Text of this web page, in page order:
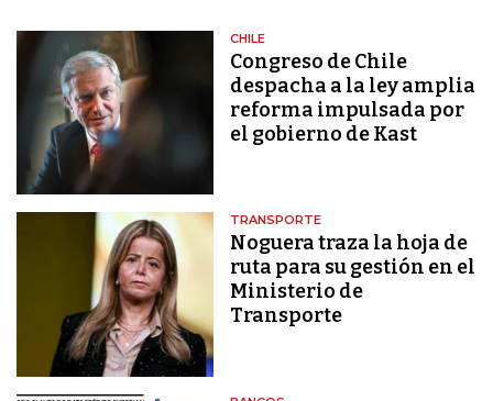
CHILE
Congreso de Chile
despacha a la ley amplia
reforma impulsada por
el gobierno de Kast
TRANSPORTE
Noguera traza la hoja de
ruta para su gestión en el
Ministerio de
Transporte